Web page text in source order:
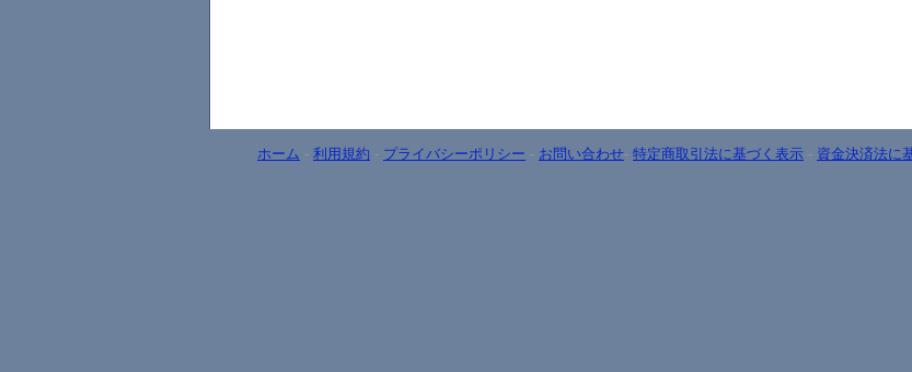
ホーム - 利用規約 - プライバシーポリシー - お問い合わせ- 特定商取引法に基づく表示 - 資金決済法に